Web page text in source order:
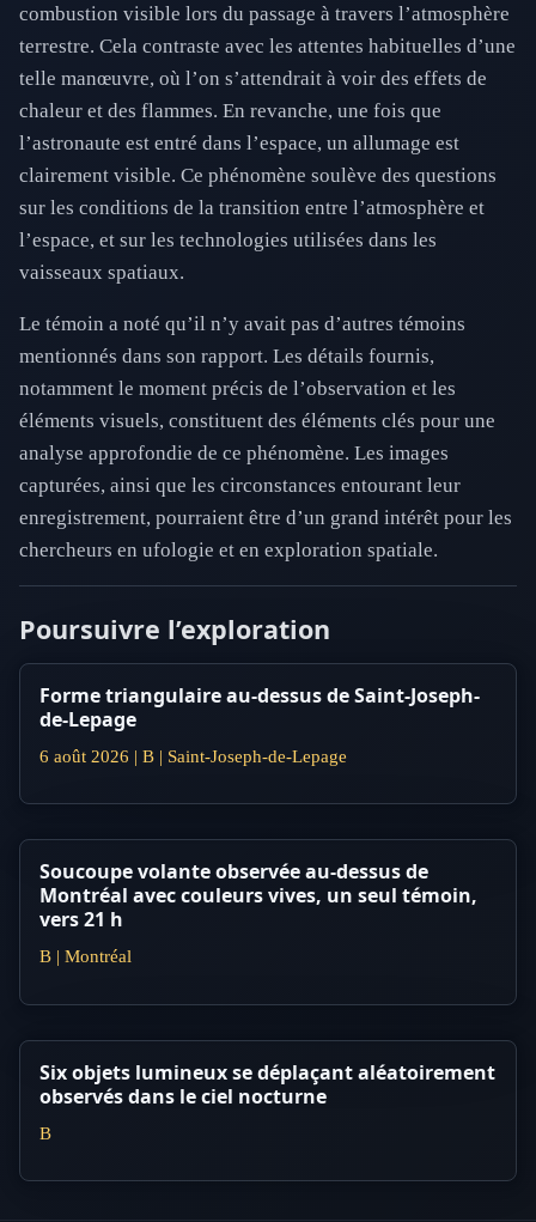
combustion visible lors du passage à travers l’atmosphère
terrestre. Cela contraste avec les attentes habituelles d’une
telle manœuvre, où l’on s’attendrait à voir des effets de
chaleur et des flammes. En revanche, une fois que
l’astronaute est entré dans l’espace, un allumage est
clairement visible. Ce phénomène soulève des questions
sur les conditions de la transition entre l’atmosphère et
l’espace, et sur les technologies utilisées dans les
vaisseaux spatiaux.
Le témoin a noté qu’il n’y avait pas d’autres témoins
mentionnés dans son rapport. Les détails fournis,
notamment le moment précis de l’observation et les
éléments visuels, constituent des éléments clés pour une
analyse approfondie de ce phénomène. Les images
capturées, ainsi que les circonstances entourant leur
enregistrement, pourraient être d’un grand intérêt pour les
chercheurs en ufologie et en exploration spatiale.
Poursuivre l’exploration
Forme triangulaire au-dessus de Saint-Joseph-
de-Lepage
6 août 2026 | B | Saint-Joseph-de-Lepage
Soucoupe volante observée au-dessus de
Montréal avec couleurs vives, un seul témoin,
vers 21 h
B | Montréal
Six objets lumineux se déplaçant aléatoirement
observés dans le ciel nocturne
B